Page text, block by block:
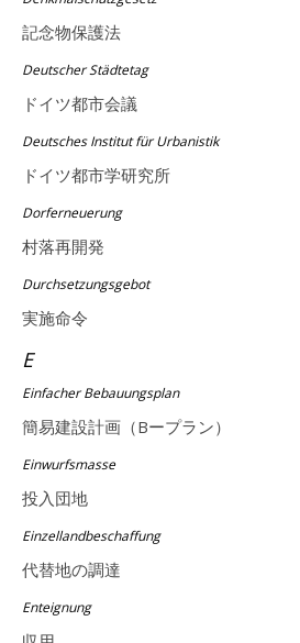
記念物保護法
Deutscher Städtetag
ドイツ都市会議
Deutsches Institut für Urbanistik
ドイツ都市学研究所
Dorferneuerung
村落再開発
Durchsetzungsgebot
実施命令
E
Einfacher Bebauungsplan
簡易建設計画（Bープラン）
Einwurfsmasse
投入団地
Einzellandbeschaffung
代替地の調達
Enteignung